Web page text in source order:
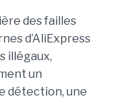
des failles
d’AliExpress
illégaux,
un
détection, une